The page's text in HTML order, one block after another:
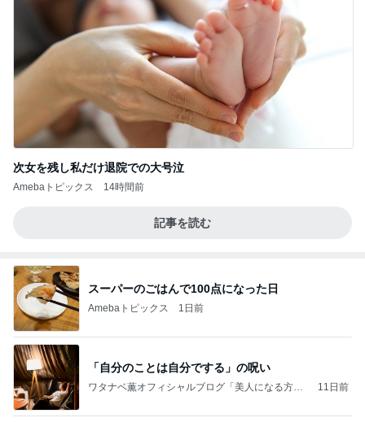
次女を残し私だけ退院での大号泣
Amebaトピックス 14時間前
記事を読む
スーパーのごはんで100点になった日
Amebaトピックス 1日前
「自分のことは自分でする」の呪い
ワタナベ薫オフィシャルブログ「美人になる方
11日前